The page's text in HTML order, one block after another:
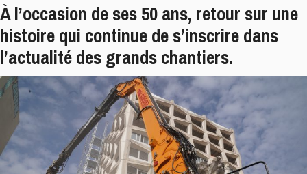
À l’occasion de ses 50 ans, retour sur une
histoire qui continue de s’inscrire dans
l’actualité des grands chantiers.